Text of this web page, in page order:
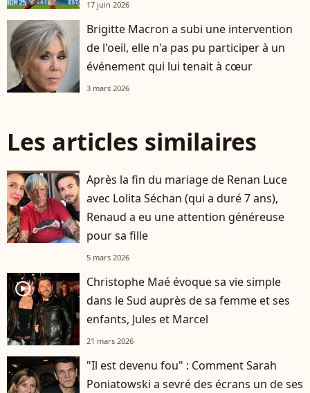
17 juin 2026
Brigitte Macron a subi une intervention
de l'oeil, elle n'a pas pu participer à un
événement qui lui tenait à cœur
3 mars 2026
Les articles similaires
Après la fin du mariage de Renan Luce
avec Lolita Séchan (qui a duré 7 ans),
Renaud a eu une attention généreuse
pour sa fille
5 mars 2026
player2
Christophe Maé évoque sa vie simple
dans le Sud auprès de sa femme et ses
enfants, Jules et Marcel
21 mars 2026
"Il est devenu fou" : Comment Sarah
Poniatowski a sevré des écrans un de ses